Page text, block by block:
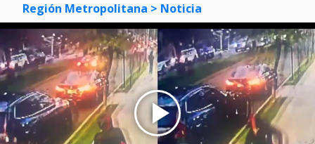
Región Metropolitana > Noticia